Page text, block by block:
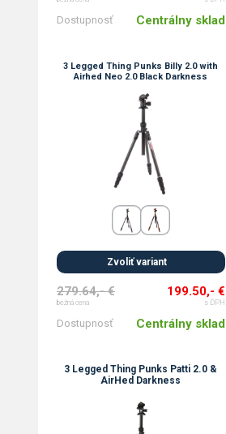
Dostupnosť Centrálny sklad
3 Legged Thing Punks Billy 2.0 with
Airhed Neo 2.0 Black Darkness
Zvoliť variant
279.64,- €
bežná cena
199.50,- €
s DPH
Dostupnosť Centrálny sklad
3 Legged Thing Punks Patti 2.0 &
AirHed Darkness